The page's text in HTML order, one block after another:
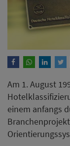
Am 1. August
einem anfangs